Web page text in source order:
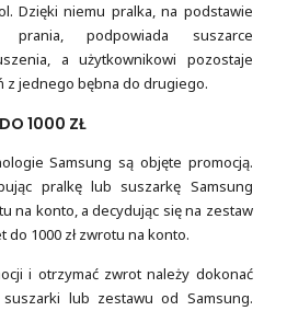
Dzięki niemu pralka, na podstawie
prania, podpowiada suszarce
a użytkownikowi pozostaje
z jednego bębna do drugiego.
1000 ZŁ
Samsung są objęte promocją.
pralkę lub suszarkę Samsung
na konto, a decydując się na zestaw
do 1000 zł zwrotu na konto.
i otrzymać zwrot należy dokonać
lub zestawu od Samsung.